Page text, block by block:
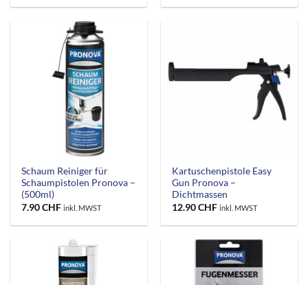
Schaum Reiniger für
Schaumpistolen Pronova –
(500ml)
7.90CHF inkl. MWST
Kartuschenpistole Easy
Gun Pronova –
Dichtmassen
12.90CHF inkl. MWST